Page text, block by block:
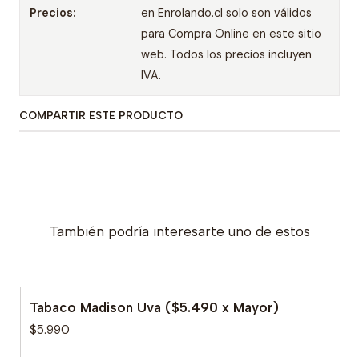
Precios:
en Enrolando.cl solo son válidos
para Compra Online en este sitio
web. Todos los precios incluyen
IVA.
COMPARTIR ESTE PRODUCTO
También podría interesarte uno de estos
Tabaco Madison Uva ($5.490 x Mayor)
$5.990